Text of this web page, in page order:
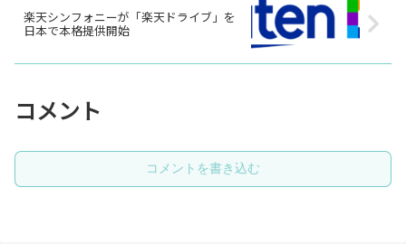
楽天シンフォニーが「楽天ドライブ」を
日本で本格提供開始
コメント
コメントを書き込む